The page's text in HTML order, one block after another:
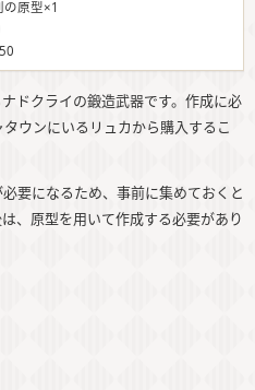
の原型×1
ドクライの鍛造武器です。作成に必
ウンにいるリュカから購入するこ
要になるため、事前に集めておくと
、原型を用いて作成する必要があり